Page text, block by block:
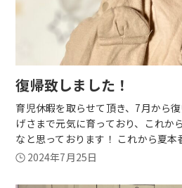
復帰致しました！
育児休暇を取らせて頂き、7月から
げさまで元気に育っており、これか
なと思っております！ これから夏
2024年7月25日